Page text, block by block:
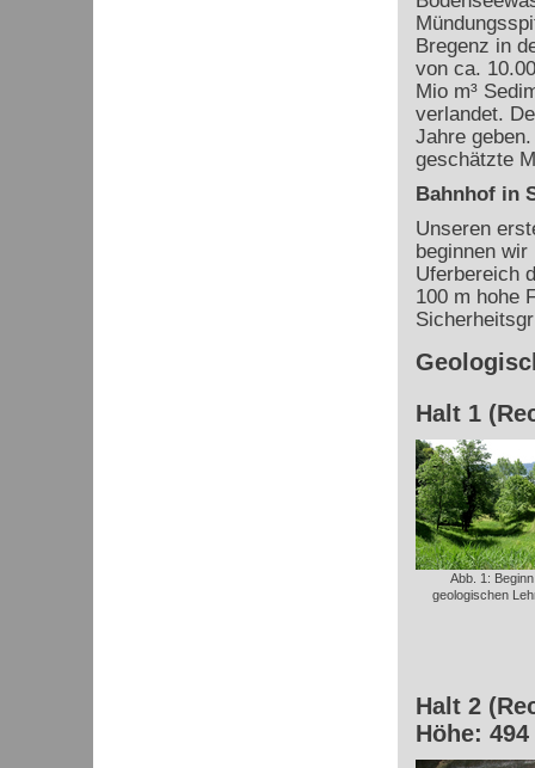
Bregenz in
von ca.
Mio m³
verlandet.
Jahre
geschätzte
Bahnhof in
Unseren
beginnen
Uferbereich
100 m hohe
Halt 1
Abb. 1:
geologischen
Halt 2
Höhe: